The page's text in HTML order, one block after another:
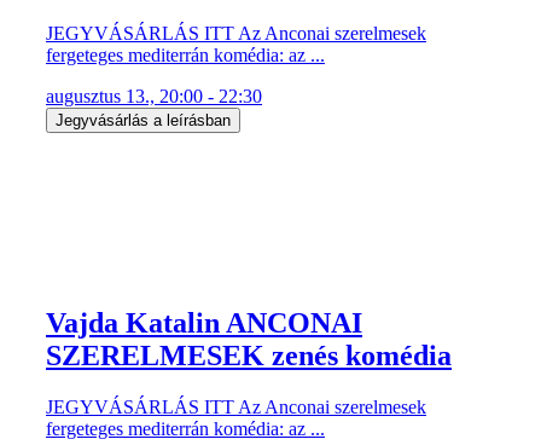
JEGYVÁSÁRLÁS ITT Az Anconai szerelmesek
fergeteges mediterrán komédia: az ...
augusztus 13., 20:00 - 22:30
Jegyvásárlás a leírásban
Vajda Katalin ANCONAI
SZERELMESEK zenés komédia
JEGYVÁSÁRLÁS ITT Az Anconai szerelmesek
fergeteges mediterrán komédia: az ...